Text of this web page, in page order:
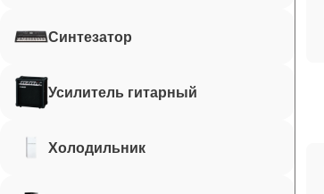
Синтезатор
Усилитель гитарный
Холодильник